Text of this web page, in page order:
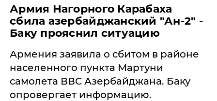
Армия Нагорного Карабаха
сбила азербайджанский "Ан-2" -
Баку прояснил ситуацию
​Армения заявила о сбитом в районе
населенного пункта Мартуни
самолета ВВС Азербайджана. Баку
опровергает информацию.